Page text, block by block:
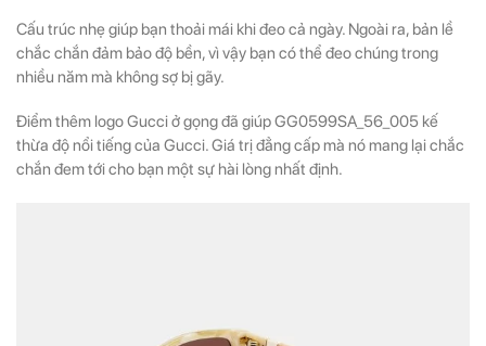
Cấu trúc nhẹ giúp bạn thoải mái khi đeo cả ngày. Ngoài ra, bản lề
chắc chắn đảm bảo độ bền, vì vậy bạn có thể đeo chúng trong
nhiều năm mà không sợ bị gãy.
Điểm thêm logo Gucci ở gọng đã giúp GG0599SA_56_005 kế
thừa độ nổi tiếng của Gucci. Giá trị đẳng cấp mà nó mang lại chắc
chắn đem tới cho bạn một sự hài lòng nhất định.